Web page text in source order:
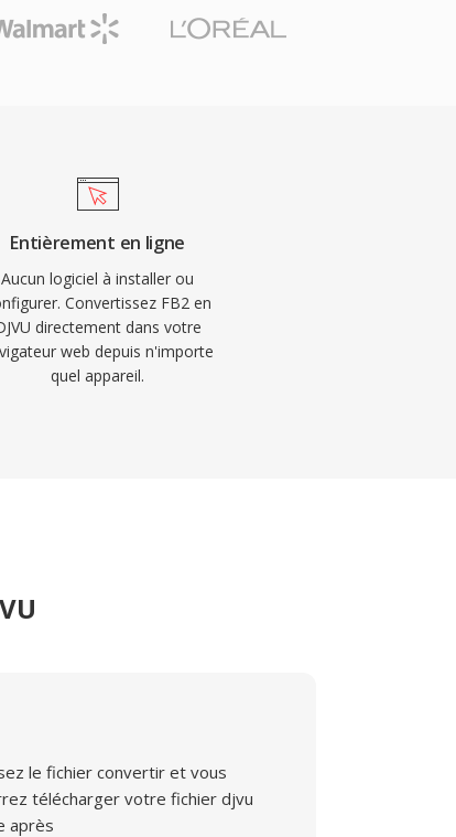
Entièrement en ligne
Aucun logiciel à installer ou
Convertissez FB2 en
directement dans votre
web depuis n'importe
quel appareil.
le fichier convertir et vous
télécharger votre fichier djvu
après